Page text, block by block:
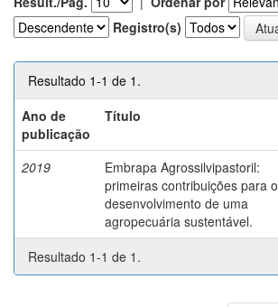
Registro(s)
Resultado 1-1 de 1.
Ano de
publicação
Título
2019
Embrapa Agrossilvipastoril:
primeiras contribuições para o
desenvolvimento de uma
agropecuária sustentável.
Resultado 1-1 de 1.